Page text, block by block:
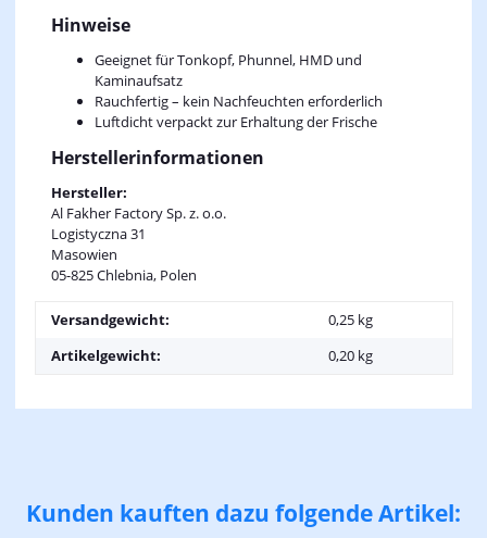
Hinweise
Geeignet für Tonkopf, Phunnel, HMD und
Kaminaufsatz
Rauchfertig – kein Nachfeuchten erforderlich
Luftdicht verpackt zur Erhaltung der Frische
Herstellerinformationen
Hersteller:
Al Fakher Factory Sp. z. o.o.
Logistyczna 31
Masowien
05-825 Chlebnia, Polen
Versandgewicht:
0,25 kg
Artikelgewicht:
0,20 kg
Kunden kauften dazu folgende Artikel: